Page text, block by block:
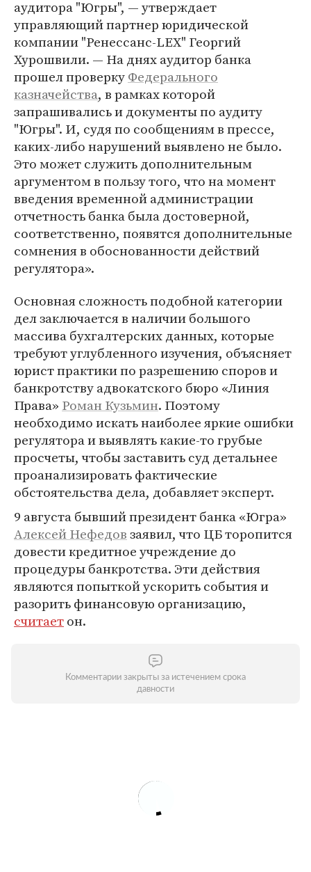
аудитора "Югры", — утверждает
управляющий партнер юридической
компании "Ренессанс-LEX" Георгий
Хурошвили. — На днях аудитор банка
прошел проверкуФедерального
казначейства, в рамках которой
запрашивались и документы по аудиту
"Югры". И, судя по сообщениям в прессе,
каких-либо нарушений выявлено не было.
Это может служить дополнительным
аргументом в пользу того, что на момент
введения временной администрации
отчетность банка была достоверной,
соответственно, появятся дополнительные
сомнения в обоснованности действий
регулятора».
Основная сложность подобной категории
дел заключается в наличии большого
массива бухгалтерских данных, которые
требуют углубленного изучения, объясняет
юрист практики по разрешению споров и
банкротству адвокатского бюро «Линия
Права» Роман Кузьмин. Поэтому
необходимо искать наиболее яркие ошибки
регулятора и выявлять какие-то грубые
просчеты, чтобы заставить суд детальнее
проанализировать фактические
обстоятельства дела, добавляет эксперт.
9 августа бывший президент банка «Югра»
Алексей Нефедовзаявил, что ЦБ торопится
довести кредитное учреждение до
процедуры банкротства. Эти действия
являются попыткой ускорить события и
разорить финансовую организацию,
считаетон.
Комментарии закрыты за истечением срока
давности